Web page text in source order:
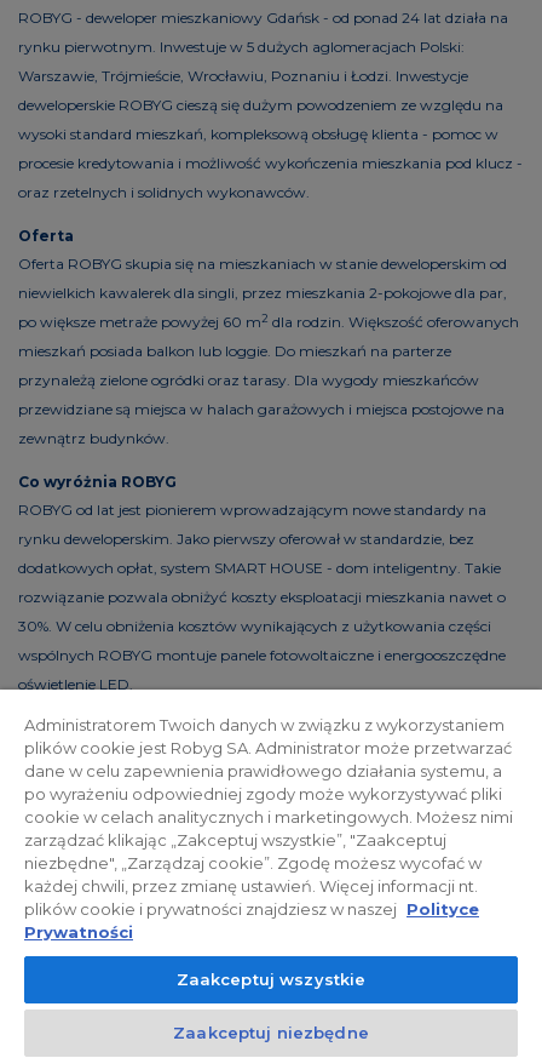
ROBYG - deweloper mieszkaniowy Gdańsk - od ponad 24 lat działa na
rynku pierwotnym. Inwestuje w 5 dużych aglomeracjach Polski:
Warszawie, Trójmieście, Wrocławiu, Poznaniu i Łodzi. Inwestycje
deweloperskie ROBYG cieszą się dużym powodzeniem ze względu na
wysoki standard mieszkań, kompleksową obsługę klienta - pomoc w
procesie kredytowania i możliwość wykończenia mieszkania pod klucz -
oraz rzetelnych i solidnych wykonawców.
Oferta
Oferta ROBYG skupia się na mieszkaniach w stanie deweloperskim od
niewielkich kawalerek dla singli, przez mieszkania 2-pokojowe dla par,
po większe metraże powyżej 60 m2 dla rodzin. Większość oferowanych
mieszkań posiada balkon lub loggie. Do mieszkań na parterze
przynależą zielone ogródki oraz tarasy. Dla wygody mieszkańców
przewidziane są miejsca w halach garażowych i miejsca postojowe na
zewnątrz budynków.
Co wyróżnia ROBYG
ROBYG od lat jest pionierem wprowadzającym nowe standardy na
rynku deweloperskim. Jako pierwszy oferował w standardzie, bez
dodatkowych opłat, system SMART HOUSE - dom inteligentny. Takie
rozwiązanie pozwala obniżyć koszty eksploatacji mieszkania nawet o
30%. W celu obniżenia kosztów wynikających z użytkowania części
wspólnych ROBYG montuje panele fotowoltaiczne i energooszczędne
oświetlenie LED.
Polityka prywatności Relacje inwestorskie
Facebook
© 2026 ROBYG. Wszystkie prawa zastrzeżone. Powyższa oferta i
przedstawione materiały graficzne mają charakter jedynie
informacyjny, nie mogą być traktowane jako ostateczne projekty
realizacyjne, nie stanowią również oferty handlowej w rozumieniu art.
66 §1 Kodeksu Cywilnego oraz innych właściwych przepisów prawnych.
Administratorem Twoich danych w związku z wykorzystaniem
plików cookie jest Robyg SA. Administrator może przetwarzać
dane w celu zapewnienia prawidłowego działania systemu, a
po wyrażeniu odpowiedniej zgody może wykorzystywać pliki
cookie w celach analitycznych i marketingowych. Możesz nimi
zarządzać klikając „Zakceptuj wszystkie”, "Zaakceptuj
niezbędne", „Zarządzaj cookie”. Zgodę możesz wycofać w
każdej chwili, przez zmianę ustawień. Więcej informacji nt.
plików cookie i prywatności znajdziesz w naszej Polityce
Prywatności
Zaakceptuj wszystkie
Zaakceptuj niezbędne